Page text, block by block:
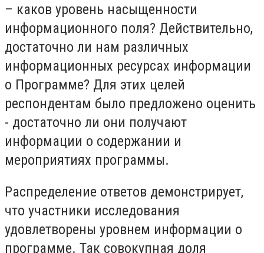
– каков уровень насыщенности
информационного поля? Действительно,
достаточно ли нам различных
информационных ресурсах информации
о Программе? Для этих целей
респондентам было предложено оценить
- достаточно ли они получают
информации о содержании и
мероприятиях программы.
Распределение ответов демонстрирует,
что участники исследования
удовлетворены уровнем информации о
программе. Так совокупная доля